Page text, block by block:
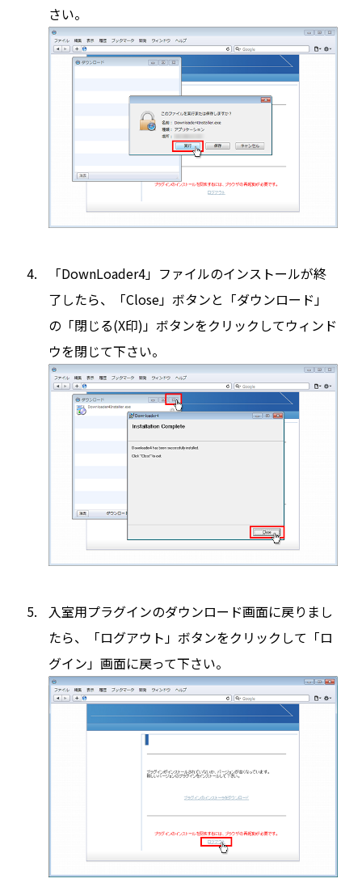
さい。
「DownLoader4」ファイルのインストールが終
了したら、「Close」ボタンと「ダウンロード」
の「閉じる(X印)」ボタンをクリックしてウィンド
ウを閉じて下さい。
入室用プラグインのダウンロード画面に戻りまし
たら、「ログアウト」ボタンをクリックして「ロ
グイン」画面に戻って下さい。